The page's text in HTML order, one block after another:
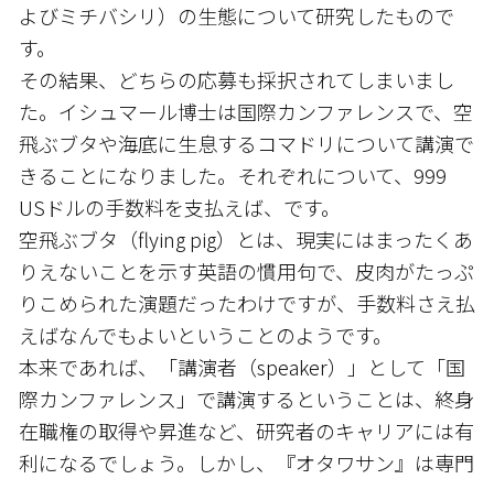
よびミチバシリ）の生態について研究したもので
す。
その結果、どちらの応募も採択されてしまいまし
た。イシュマール博士は国際カンファレンスで、空
飛ぶブタや海底に生息するコマドリについて講演で
きることになりました。それぞれについて、999
USドルの手数料を支払えば、です。
空飛ぶブタ（flying pig）とは、現実にはまったくあ
りえないことを示す英語の慣用句で、皮肉がたっぷ
りこめられた演題だったわけですが、手数料さえ払
えばなんでもよいということのようです。
本来であれば、「講演者（speaker）」として「国
際カンファレンス」で講演するということは、終身
在職権の取得や昇進など、研究者のキャリアには有
利になるでしょう。しかし、『オタワサン』は専門